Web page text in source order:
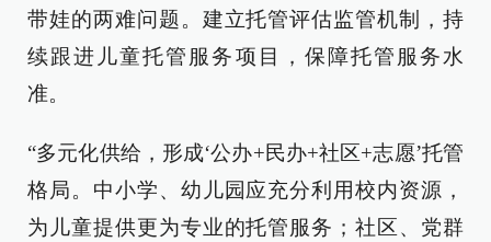
带娃的两难问题。建立托管评估监管机制，持
续跟进儿童托管服务项目，保障托管服务水
准。
“多元化供给，形成‘公办+民办+社区+志愿’托管
格局。中小学、幼儿园应充分利用校内资源，
为儿童提供更为专业的托管服务；社区、党群